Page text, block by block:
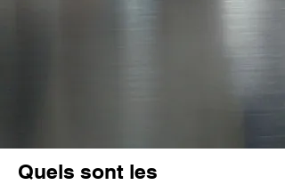
Quels sont les